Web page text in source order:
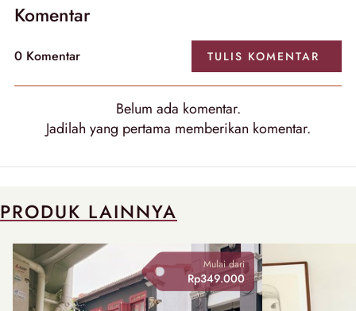
Komentar
0 Komentar TULIS KOMENTAR
Belum ada komentar.
Jadilah yang pertama memberikan komentar.
PRODUK LAINNYA
Mulai dari
Rp349.000